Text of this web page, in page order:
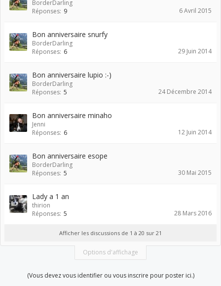
BorderDarling
Réponses: 9 6 Avril 2015
Bon anniversaire snurfy
BorderDarling
Réponses: 6 29 Juin 2014
Bon anniversaire lupio :-)
BorderDarling
Réponses: 5 24 Décembre 2014
Bon anniversaire minaho
Jenni
Réponses: 6 12 Juin 2014
Bon anniversaire esope
BorderDarling
Réponses: 5 30 Mai 2015
Lady a 1 an
thirion
Réponses: 5 28 Mars 2016
Afficher les discussions de 1 à 20 sur 21
Options d'affichage
(Vous devez vous identifier ou vous inscrire pour poster ici.)